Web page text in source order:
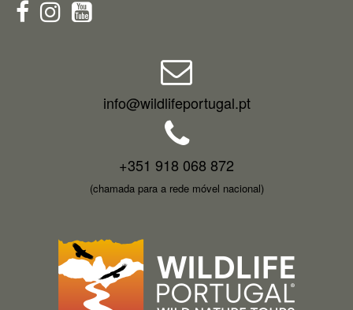
info@wildlifeportugal.pt
+351 918 068 872
(chamada para a rede móvel nacional)